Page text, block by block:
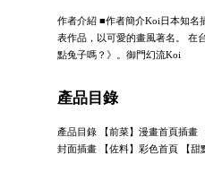
作者介紹 ■作者簡介Koi日本知名
表作品，以可愛的畫風著名。 在
點兔子嗎？》。御門幻流Koi
產品目錄
產品目錄 【前菜】漫畫首頁插畫
封面插畫 【佐料】彩色首頁 【